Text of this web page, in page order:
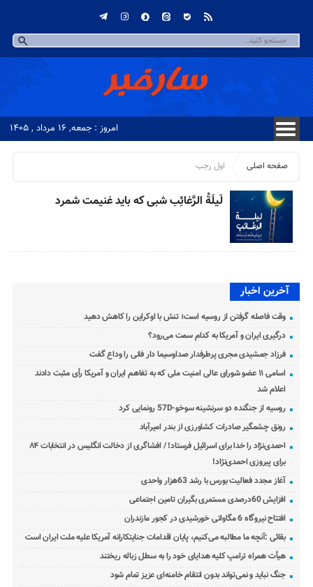
امروز : جمعه, ۱۶ مرداد , ۱۴۰۵
صفحه اصلی اول رجب
لَیلَةُ الرَّغائِب شبی که باید غنیمت شمرد
آخرین اخبار
وقت فاصله گرفتن از روسیه است؛ تنش با اوکراین را کاهش دهید
درگیری ایران و آمریکا به کدام سمت می‌رود؟
فرزاد جمشیدی مجری پرطرفدار صداوسیما دار فانی را وداع گفت
اسامی ۱۱ عضو شورای عالی امنیت ملی که به تفاهم ایران و آمریکا رأی مثبت دادند
اعلام شد
روسیه از جنگنده دو سرنشینه سوخو-57D رونمایی کرد
رونق چشمگیر صادرات کشاورزی از بندر امیرآباد
احمدی‌نژاد را خدا برای اسرائیل فرستاد! / افشاگری از دخالت انگلیس در انتخابات ۸۴
برای پیروزی احمدی‌نژاد!
آغاز مجدد فعالیت بورس با رشد 63هزار واحدی
افزایش 60درصدی مستمری بگیران تامین اجتماعی
افتتاح نیروگاه 6 مگاواتی خورشیدی در کجور مازندران
بقائی :آنچه ما مطالبه می‌کنیم، پایان اقدامات جنایتکارانه آمریکا علیه ملت ایران است
هیأت همراه ترامپ کلیه هدایای خود را به سطل زباله ریختند
جنگ نباید و نمی‌تواند بدون انتقام خامنه‌ای عزیز تمام شود